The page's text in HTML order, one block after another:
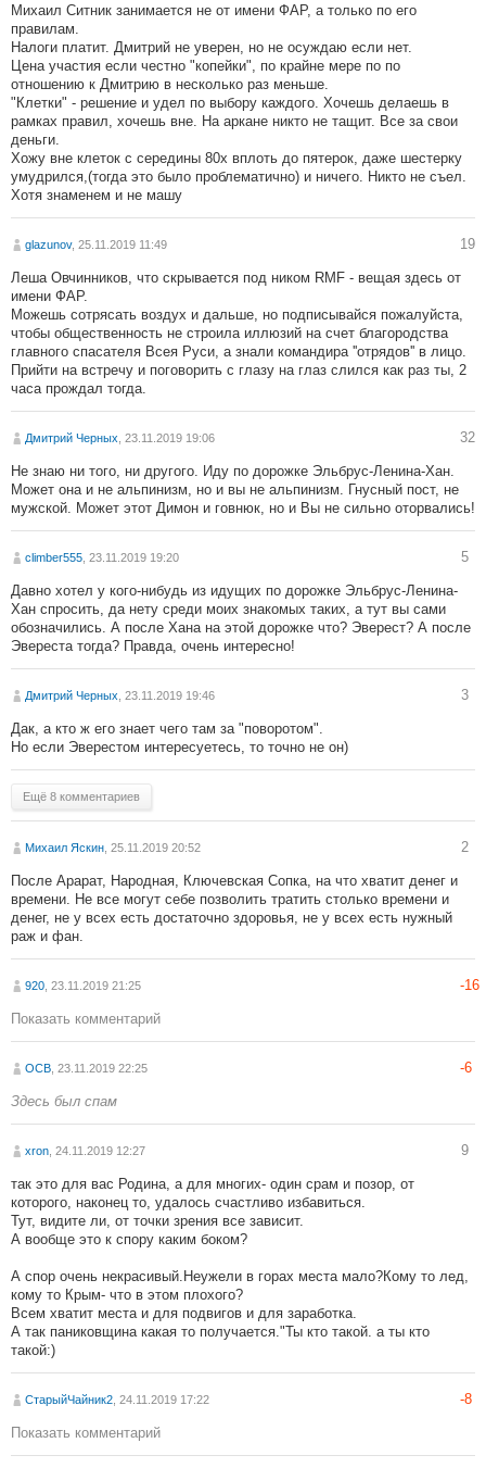
Михаил Ситник занимается не от имени ФАР, а только по его
правилам.
Налоги платит. Дмитрий не уверен, но не осуждаю если нет.
Цена участия если честно "копейки", по крайне мере по по
отношению к Дмитрию в несколько раз меньше.
"Клетки" - решение и удел по выбору каждого. Хочешь делаешь в
рамках правил, хочешь вне. На аркане никто не тащит. Все за свои
деньги.
Хожу вне клеток с середины 80х вплоть до пятерок, даже шестерку
умудрился,(тогда это было проблематично) и ничего. Никто не съел.
Хотя знаменем и не машу
glazunov, 25.11.2019 11:49 19
Леша Овчинников, что скрывается под ником RMF - вещая здесь от
имени ФАР.
Можешь сотрясать воздух и дальше, но подписывайся пожалуйста,
чтобы общественность не строила иллюзий на счет благородства
главного спасателя Всея Руси, а знали командира ''отрядов'' в лицо.
Прийти на встречу и поговорить с глазу на глаз слился как раз ты, 2
часа прождал тогда.
Дмитрий Черных , 23.11.2019 19:06 32
Не знаю ни того, ни другого. Иду по дорожке Эльбрус-Ленина-Хан.
Может она и не альпинизм, но и вы не альпинизм. Гнусный пост, не
мужской. Может этот Димон и говнюк, но и Вы не сильно оторвались!
climber555 , 23.11.2019 19:20 5
Давно хотел у кого-нибудь из идущих по дорожке Эльбрус-Ленина-
Хан спросить, да нету среди моих знакомых таких, а тут вы сами
обозначились. А после Хана на этой дорожке что? Эверест? А после
Эвереста тогда? Правда, очень интересно!
Дмитрий Черных , 23.11.2019 19:46 3
Дак, а кто ж его знает чего там за "поворотом".
Но если Эверестом интересуетесь, то точно не он)
Ещё 8 комментариев
Михаил Яскин , 25.11.2019 20:52 2
После Арарат, Народная, Ключевская Сопка, на что хватит денег и
времени. Не все могут себе позволить тратить столько времени и
денег, не у всех есть достаточно здоровья, не у всех есть нужный
раж и фан.
920 , 23.11.2019 21:25 -16
Показать комментарий
ОСВ , 23.11.2019 22:25 -6
Здесь был спам
xron , 24.11.2019 12:27 9
так это для вас Родина, а для многих- один срам и позор, от
которого, наконец то, удалось счастливо избавиться.
Тут, видите ли, от точки зрения все зависит.
А вообще это к спору каким боком?
А спор очень некрасивый.Неужели в горах места мало?Кому то лед,
кому то Крым- что в этом плохого?
Всем хватит места и для подвигов и для заработка.
А так паниковщина какая то получается."Ты кто такой. а ты кто
такой:)
СтарыйЧайник2 , 24.11.2019 17:22 -8
Показать комментарий